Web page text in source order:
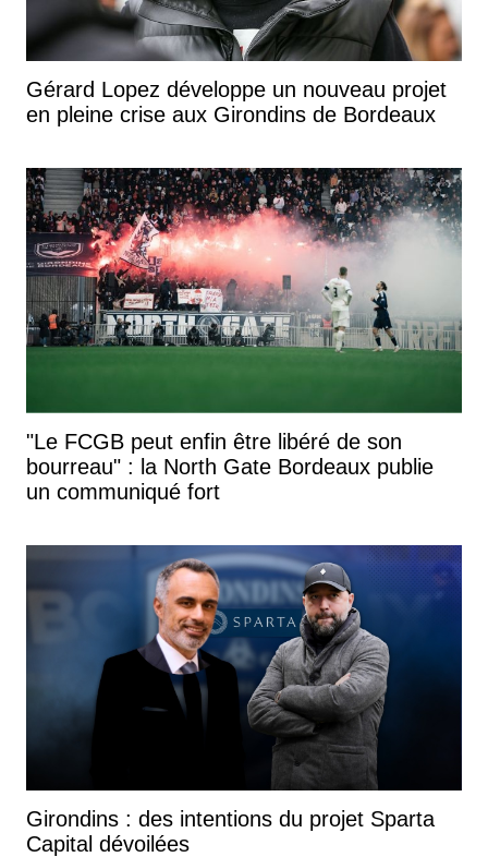
Gérard Lopez développe un nouveau projet
en pleine crise aux Girondins de Bordeaux
"Le FCGB peut enfin être libéré de son
bourreau" : la North Gate Bordeaux publie
un communiqué fort
Girondins : des intentions du projet Sparta
Capital dévoilées